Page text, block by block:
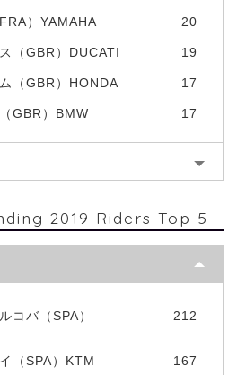
）YAMAHA 20
（GBR）DUCATI 19
（GBR）HONDA 17
GBR）BMW 17
2019 Riders Top 5
コバ（SPA）
212
（SPA）KTM 167